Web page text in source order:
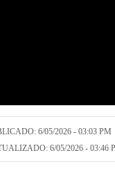
6/05/2026 - 03:03 PM
6/05/2026 - 03:46